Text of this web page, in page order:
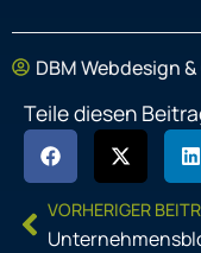
DBM Webdesign
Teile diesen
Prev
VORHERIGER